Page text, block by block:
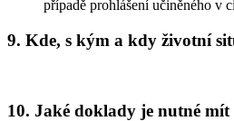
případě prohlášení učiněného v
9. Kde, s kým a kdy životní
10. Jaké doklady je nutné mít